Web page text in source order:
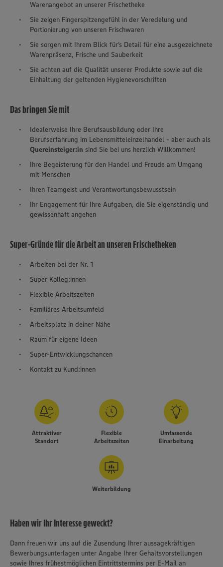
Warenangebot an unserer Frischetheke
Sie zeigen Fingerspitzengefühl in der Veredelung und
Portionierung von unseren Frischwaren
Sie sorgen mit Ihrem Blick für‘s Detail für eine ausgezeichnete
Warenpräsenz, Frische und Sauberkeit
Sie achten auf die Qualität unserer Produkte sowie auf die
Einhaltung der geltenden Hygienevorschriften
Das bringen Sie mit
Idealerweise Ihre Berufsausbildung oder Ihre
Berufserfahrung im Lebensmitteleinzelhandel - aber auch als
Quereinsteiger:in sind Sie bei uns herzlich Willkommen!
Ihre Begeisterung für den Handel und Freude am Umgang
mit Menschen
Ihren Teamgeist und Verantwortungsbewusstsein
Ihr Engagement für Ihre Aufgaben, die Sie eigenständig und
gewissenhaft angehen
Super-Gründe für die Arbeit an unseren Frischetheken
Arbeiten bei der Nr. 1
Super Kolleg:innen
Flexible Arbeitszeiten
Familiäres Arbeitsumfeld
Arbeitsplatz in deiner Nähe
Raum für eigene Ideen
Super-Entwicklungschancen
Kontakt zu Kund:innen
Attraktiver
Standort
Flexible
Arbeitszeiten
Umfassende
Einarbeitung
Weiterbildung
Haben wir Ihr Interesse geweckt?
Dann freuen wir uns auf die Zusendung Ihrer aussagekräftigen
Bewerbungsunterlagen unter Angabe Ihrer Gehaltsvorstellungen
sowie Ihres frühestmöglichen Eintrittstermins per E-Mail an